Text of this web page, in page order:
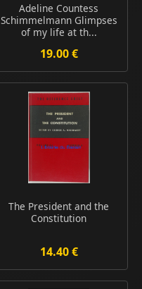
Adeline Countess
Schimmelmann Glimpses
of my life at th...
19.00 €
The President and the
Constitution
14.40 €